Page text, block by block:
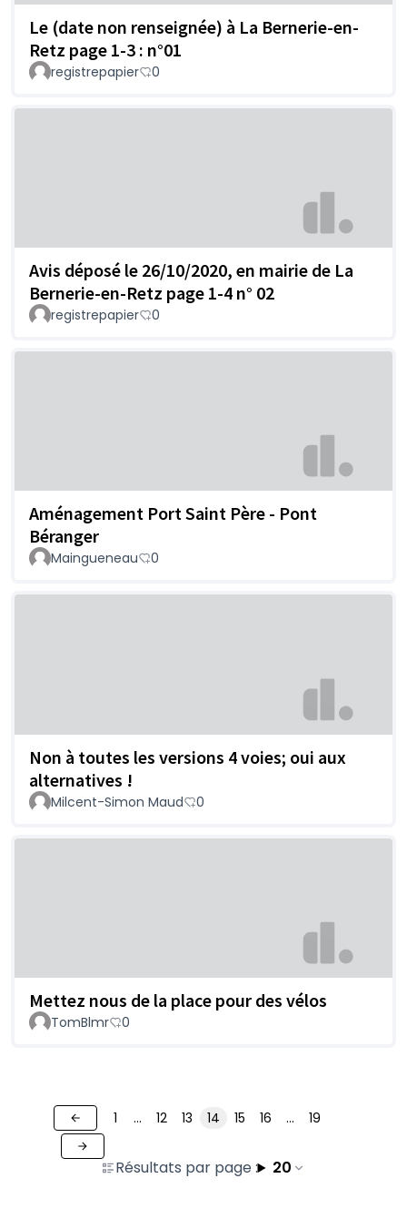
Le (date non renseignée) à La Bernerie-en-
Retz page 1-3 : n°01
registrepapier 0
Avis déposé le 26/10/2020, en mairie de La
Bernerie-en-Retz page 1-4 n° 02
registrepapier 0
Aménagement Port Saint Père - Pont
Béranger
Maingueneau 0
Non à toutes les versions 4 voies; oui aux
alternatives !
Milcent-Simon Maud 0
Mettez nous de la place pour des vélos
TomBlmr 0
Résultats par page : 20
1 … 12 13 14 15 16 … 19